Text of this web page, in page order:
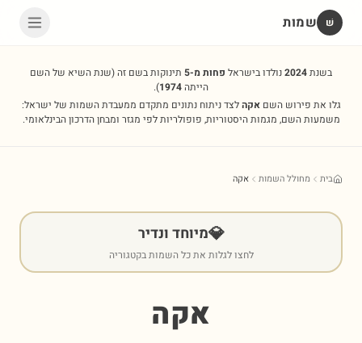
שׁ שמות
בשנת2024נולדו בישראל פחות מ-5 תינוקות בשם זה(שנת השיא של השם
הייתה1974
).
גלו את פירוש השםאקהלצד ניתוח נתונים מתקדם ממעבדת השמות של ישראל:
משמעות השם, מגמות היסטוריות, פופולריות לפי מגזר ומבחן הדרכון הבינלאומי.
בית מחולל השמות אקה
💎מיוחד ונדיר
לחצו לגלות את כל השמות בקטגוריה
אקה